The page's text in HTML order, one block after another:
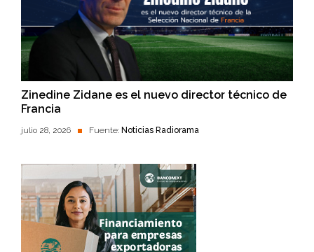
Zinedine Zidane es el nuevo director técnico de
Francia
julio 28, 2026 Fuente: Noticias Radiorama